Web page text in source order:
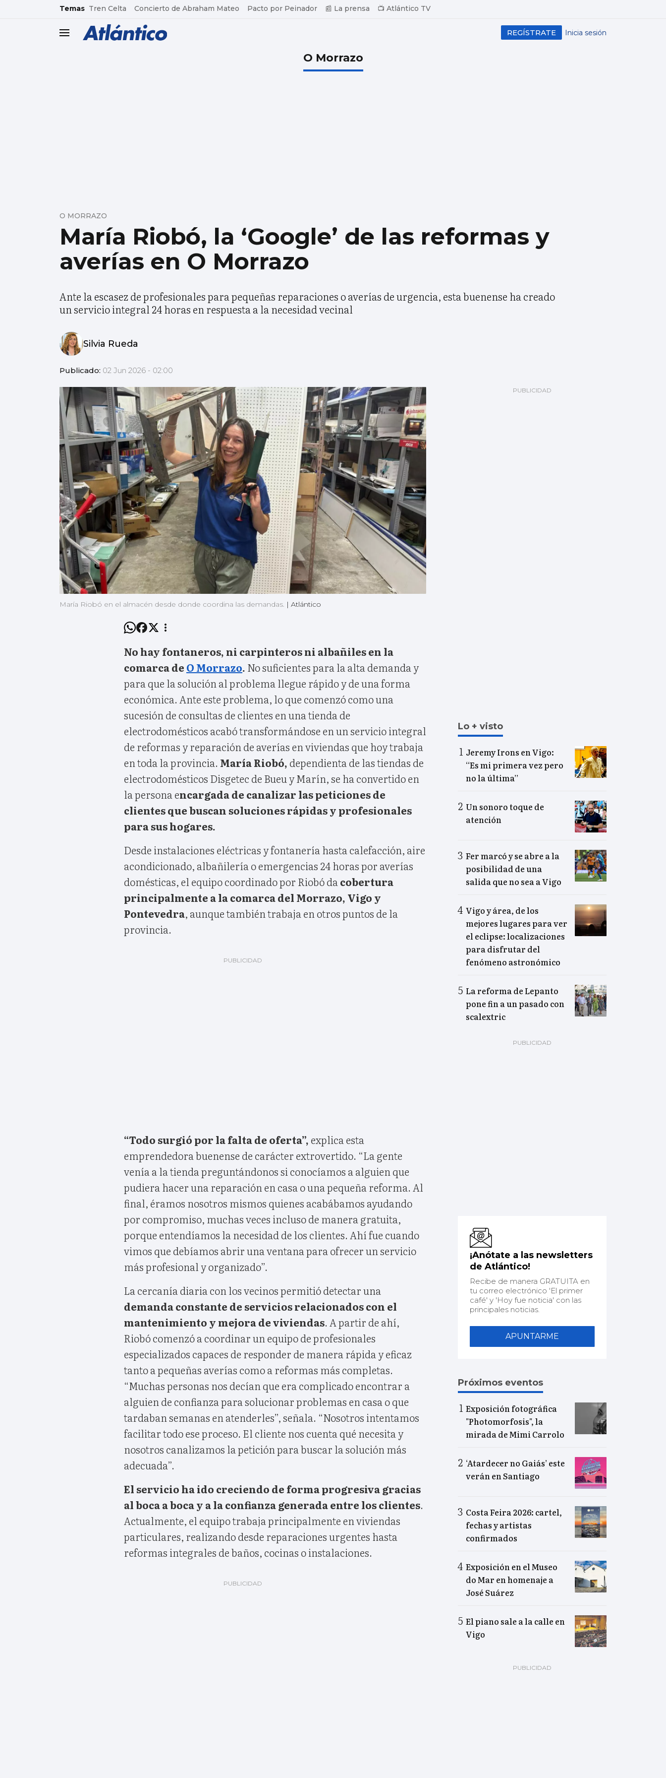
common.go-to-content
Temas Tren Celta Concierto de Abraham Mateo Pacto por Peinador 📰 La prensa 📺 Atlántico TV
header.menu.open Inicia sesión
REGÍSTRATE
O Morrazo
María Riobó, la ‘Google’ de las reformas y
averías en O Morrazo
O MORRAZO
Ante la escasez de profesionales para pequeñas reparaciones o averías de urgencia, esta buenense ha creado
un servicio integral 24 horas en respuesta a la necesidad vecinal
Silvia Rueda
Publicado: 02 Jun 2026 - 02:00
María Riobó en el almacén desde donde coordina las demandas. | Atlántico
No hay fontaneros, ni carpinteros ni albañiles en la
comarca de O Morrazo. No suficientes para la alta demanda y
para que la solución al problema llegue rápido y de una forma
económica. Ante este problema, lo que comenzó como una
sucesión de consultas de clientes en una tienda de
electrodomésticos acabó transformándose en un servicio integral
de reformas y reparación de averías en viviendas que hoy trabaja
en toda la provincia. María Riobó, dependienta de las tiendas de
electrodomésticos Disgetec de Bueu y Marín, se ha convertido en
la persona encargada de canalizar las peticiones de
clientes que buscan soluciones rápidas y profesionales
para sus hogares.
Desde instalaciones eléctricas y fontanería hasta calefacción, aire
acondicionado, albañilería o emergencias 24 horas por averías
domésticas, el equipo coordinado por Riobó da cobertura
principalmente a la comarca del Morrazo, Vigo y
Pontevedra, aunque también trabaja en otros puntos de la
provincia.
“Todo surgió por la falta de oferta”, explica esta
emprendedora buenense de carácter extrovertido. “La gente
venía a la tienda preguntándonos si conocíamos a alguien que
pudiera hacer una reparación en casa o una pequeña reforma. Al
final, éramos nosotros mismos quienes acabábamos ayudando
por compromiso, muchas veces incluso de manera gratuita,
porque entendíamos la necesidad de los clientes. Ahí fue cuando
vimos que debíamos abrir una ventana para ofrecer un servicio
más profesional y organizado”.
La cercanía diaria con los vecinos permitió detectar una
demanda constante de servicios relacionados con el
mantenimiento y mejora de viviendas. A partir de ahí,
Riobó comenzó a coordinar un equipo de profesionales
especializados capaces de responder de manera rápida y eficaz
tanto a pequeñas averías como a reformas más completas.
“Muchas personas nos decían que era complicado encontrar a
alguien de confianza para solucionar problemas en casa o que
tardaban semanas en atenderles”, señala. “Nosotros intentamos
facilitar todo ese proceso. El cliente nos cuenta qué necesita y
nosotros canalizamos la petición para buscar la solución más
adecuada”.
El servicio ha ido creciendo de forma progresiva gracias
al boca a boca y a la confianza generada entre los clientes.
Actualmente, el equipo trabaja principalmente en viviendas
particulares, realizando desde reparaciones urgentes hasta
reformas integrales de baños, cocinas o instalaciones.
Lo + visto
Jeremy Irons en Vigo:
“Es mi primera vez pero
no la última”
Un sonoro toque de
atención
Fer marcó y se abre a la
posibilidad de una
salida que no sea a Vigo
Vigo y área, de los
mejores lugares para ver
el eclipse: localizaciones
para disfrutar del
fenómeno astronómico
La reforma de Lepanto
pone fin a un pasado con
scalextric
¡Anótate a las newsletters
de Atlántico!
Recibe de manera GRATUITA en
tu correo electrónico 'El primer
café' y 'Hoy fue noticia' con las
principales noticias.
APUNTARME
Próximos eventos
Exposición fotográfica
"Photomorfosis", la
mirada de Mimi Carrolo
‘Atardecer no Gaiás’ este
verán en Santiago
Costa Feira 2026: cartel,
fechas y artistas
confirmados
Exposición en el Museo
do Mar en homenaje a
José Suárez
El piano sale a la calle en
Vigo